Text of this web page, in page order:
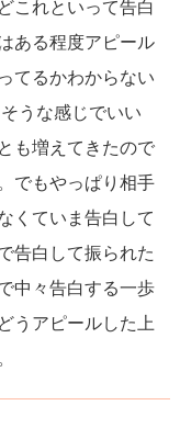
これといって告白
ある程度アピール
てるかわからない
うな感じでいい
も増えてきたので
でもやっぱり相手
くていま告白して
告白して振られた
中々告白する一歩
うアピールした上